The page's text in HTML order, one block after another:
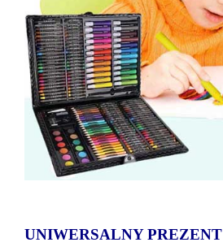
UNIWERSALNY PREZENT